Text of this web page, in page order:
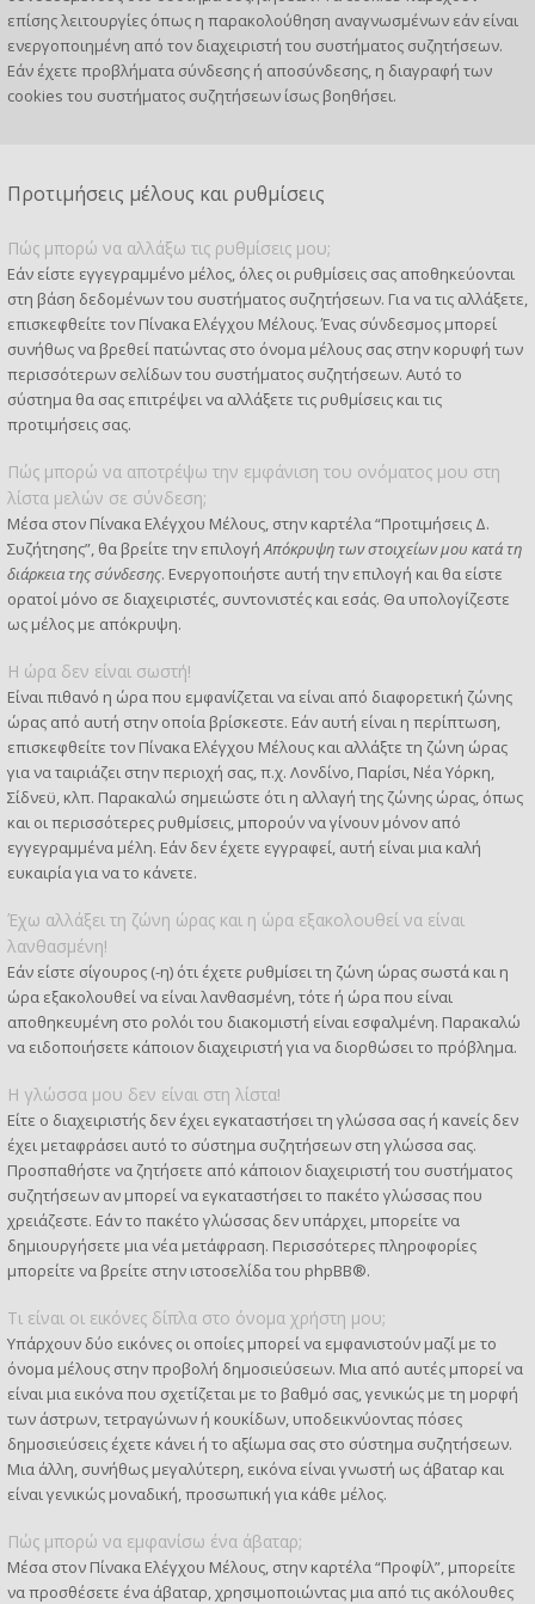
επίσης λειτουργίες όπως η παρακολούθηση αναγνωσμένων εάν είναι
ενεργοποιημένη από τον διαχειριστή του συστήματος συζητήσεων.
Εάν έχετε προβλήματα σύνδεσης ή αποσύνδεσης, η διαγραφή των
cookies του συστήματος συζητήσεων ίσως βοηθήσει.
Προτιμήσεις μέλους και ρυθμίσεις
Πώς μπορώ να αλλάξω τις ρυθμίσεις μου;
Εάν είστε εγγεγραμμένο μέλος, όλες οι ρυθμίσεις σας αποθηκεύονται
στη βάση δεδομένων του συστήματος συζητήσεων. Για να τις αλλάξετε,
επισκεφθείτε τον Πίνακα Ελέγχου Μέλους. Ένας σύνδεσμος μπορεί
συνήθως να βρεθεί πατώντας στο όνομα μέλους σας στην κορυφή των
περισσότερων σελίδων του συστήματος συζητήσεων. Αυτό το
σύστημα θα σας επιτρέψει να αλλάξετε τις ρυθμίσεις και τις
προτιμήσεις σας.
Πώς μπορώ να αποτρέψω την εμφάνιση του ονόματος μου στη
λίστα μελών σε σύνδεση;
Μέσα στον Πίνακα Ελέγχου Μέλους, στην καρτέλα “Προτιμήσεις Δ.
Συζήτησης”, θα βρείτε την επιλογήΑπόκρυψη των στοιχείων μου κατά τη
διάρκεια της σύνδεσης. Ενεργοποιήστε αυτή την επιλογή και θα είστε
ορατοί μόνο σε διαχειριστές, συντονιστές και εσάς. Θα υπολογίζεστε
ως μέλος με απόκρυψη.
Η ώρα δεν είναι σωστή!
Είναι πιθανό η ώρα που εμφανίζεται να είναι από διαφορετική ζώνης
ώρας από αυτή στην οποία βρίσκεστε. Εάν αυτή είναι η περίπτωση,
επισκεφθείτε τον Πίνακα Ελέγχου Μέλους και αλλάξτε τη ζώνη ώρας
για να ταιριάζει στην περιοχή σας, π.χ. Λονδίνο, Παρίσι, Νέα Υόρκη,
Σίδνεϋ, κλπ. Παρακαλώ σημειώστε ότι η αλλαγή της ζώνης ώρας, όπως
και οι περισσότερες ρυθμίσεις, μπορούν να γίνουν μόνον από
εγγεγραμμένα μέλη. Εάν δεν έχετε εγγραφεί, αυτή είναι μια καλή
ευκαιρία για να το κάνετε.
Έχω αλλάξει τη ζώνη ώρας και η ώρα εξακολουθεί να είναι
λανθασμένη!
Εάν είστε σίγουρος (-η) ότι έχετε ρυθμίσει τη ζώνη ώρας σωστά και η
ώρα εξακολουθεί να είναι λανθασμένη, τότε ή ώρα που είναι
αποθηκευμένη στο ρολόι του διακομιστή είναι εσφαλμένη. Παρακαλώ
να ειδοποιήσετε κάποιον διαχειριστή για να διορθώσει το πρόβλημα.
Η γλώσσα μου δεν είναι στη λίστα!
Είτε ο διαχειριστής δεν έχει εγκαταστήσει τη γλώσσα σας ή κανείς δεν
έχει μεταφράσει αυτό το σύστημα συζητήσεων στη γλώσσα σας.
Προσπαθήστε να ζητήσετε από κάποιον διαχειριστή του συστήματος
συζητήσεων αν μπορεί να εγκαταστήσει το πακέτο γλώσσας που
χρειάζεστε. Εάν το πακέτο γλώσσας δεν υπάρχει, μπορείτε να
δημιουργήσετε μια νέα μετάφραση. Περισσότερες πληροφορίες
μπορείτε να βρείτε στην ιστοσελίδα του phpBB®.
Τι είναι οι εικόνες δίπλα στο όνομα χρήστη μου;
Υπάρχουν δύο εικόνες οι οποίες μπορεί να εμφανιστούν μαζί με το
όνομα μέλους στην προβολή δημοσιεύσεων. Μια από αυτές μπορεί να
είναι μια εικόνα που σχετίζεται με το βαθμό σας, γενικώς με τη μορφή
των άστρων, τετραγώνων ή κουκίδων, υποδεικνύοντας πόσες
δημοσιεύσεις έχετε κάνει ή το αξίωμα σας στο σύστημα συζητήσεων.
Μια άλλη, συνήθως μεγαλύτερη, εικόνα είναι γνωστή ως άβαταρ και
είναι γενικώς μοναδική, προσωπική για κάθε μέλος.
Πώς μπορώ να εμφανίσω ένα άβαταρ;
Μέσα στον Πίνακα Ελέγχου Μέλους, στην καρτέλα “Προφίλ”, μπορείτε
να προσθέσετε ένα άβαταρ, χρησιμοποιώντας μια από τις ακόλουθες